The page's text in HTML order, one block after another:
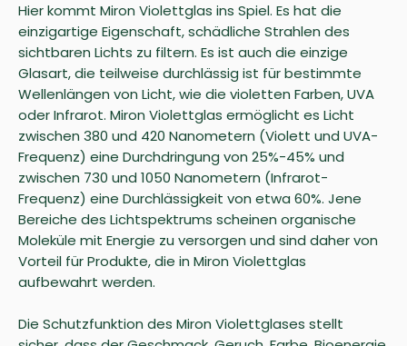
Hier kommt Miron Violettglas ins Spiel. Es hat die
einzigartige Eigenschaft, schädliche Strahlen des
sichtbaren Lichts zu filtern. Es ist auch die einzige
Glasart, die teilweise durchlässig ist für bestimmte
Wellenlängen von Licht, wie die violetten Farben, UVA
oder Infrarot. Miron Violettglas ermöglicht es Licht
zwischen 380 und 420 Nanometern (Violett und UVA-
Frequenz) eine Durchdringung von 25%-45% und
zwischen 730 und 1050 Nanometern (Infrarot-
Frequenz) eine Durchlässigkeit von etwa 60%. Jene
Bereiche des Lichtspektrums scheinen organische
Moleküle mit Energie zu versorgen und sind daher von
Vorteil für Produkte, die in Miron Violettglas
aufbewahrt werden.
Die Schutzfunktion des Miron Violettglases stellt